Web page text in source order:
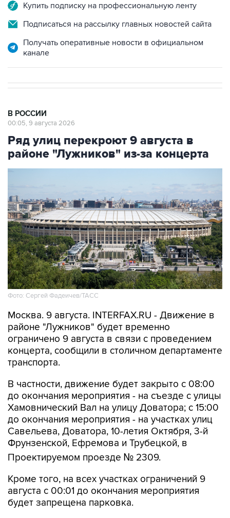
Купить подписку на профессиональную ленту
Подписаться на рассылку главных новостей сайта
Получать оперативные новости в официальном
канале
В РОССИИ
00:05, 9 августа 2026
Ряд улиц перекроют 9 августа в
районе "Лужников" из-за концерта
Фото: Сергей Фадеичев/ТАСС
Москва. 9 августа. INTERFAX.RU - Движение в
районе "Лужников" будет временно
ограничено 9 августа в связи с проведением
концерта, сообщили в столичном департаменте
транспорта.
В частности, движение будет закрыто с 08:00
до окончания мероприятия - на съезде с улицы
Хамовнический Вал на улицу Доватора; с 15:00
до окончания мероприятия - на участках улиц
Савельева, Доватора, 10-летия Октября, 3-й
Фрунзенской, Ефремова и Трубецкой, в
Проектируемом проезде № 2309.
Кроме того, на всех участках ограничений 9
августа с 00:01 до окончания мероприятия
будет запрещена парковка.